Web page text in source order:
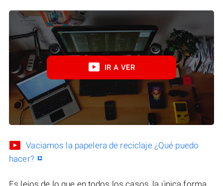
IR A VER
Vaciamos la papelera de reciclaje ¿Qué puedo
hacer?